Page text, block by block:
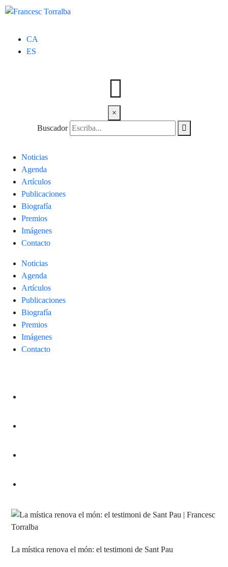
CA
ES
×
Buscador
Noticias
Agenda
Artículos
Publicaciones
Biografía
Premios
Imágenes
Contacto
Noticias
Agenda
Artículos
Publicaciones
Biografía
Premios
Imágenes
Contacto
La mística renova el món: el testimoni de Sant Pau